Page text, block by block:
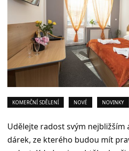
KOMERČNÍ SDĚLENÍ NOVÉ NOVINKY
Udělejte radost svým nejbližším
dárek, ze kterého budou mít